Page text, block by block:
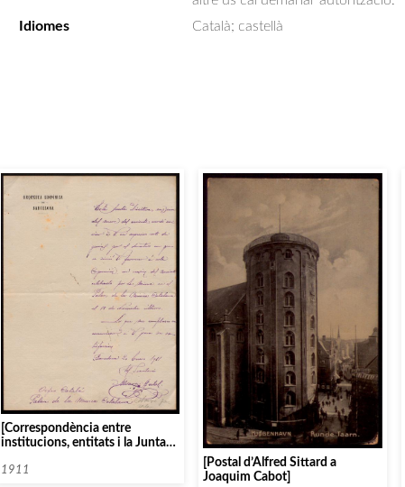
Idiomes
Català; castellà
[Correspondència entre
institucions, entitats i la Junta
1911]
1911
[Postal d’Alfred Sittard a
Joaquim Cabot]